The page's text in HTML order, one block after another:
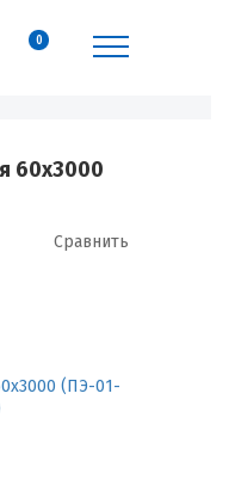
0
60х3000
Сравнить